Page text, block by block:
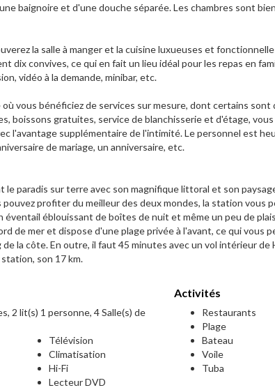
baignoire et d'une douche séparée. Les chambres sont
la salle à manger et la cuisine luxueuses et
dix convives, ce qui en fait un lieu idéal pour les repas en
vidéo à la demande, minibar, etc.
vous bénéficiez de services sur mesure, dont certains sont
boissons gratuites, service de blanchisserie et d'étage,
l'avantage supplémentaire de l'intimité. Le personnel est
de mariage, un anniversaire, etc.
paradis sur terre avec son magnifique littoral et son
profiter du meilleur des deux mondes, la station vous
éventail éblouissant de boîtes de nuit et même un peu de
de mer et dispose d'une plage privée à l'avant, ce qui vous
la côte. En outre, il faut 45 minutes avec un vol intérieur de
son 17 km.
2 lit(s) 1 personne, 4 Salle(s) de
Télévision
Climatisation
Hi-Fi
Lecteur DVD
Activités
Restaurants
Plage
Bateau
Voile
Tuba